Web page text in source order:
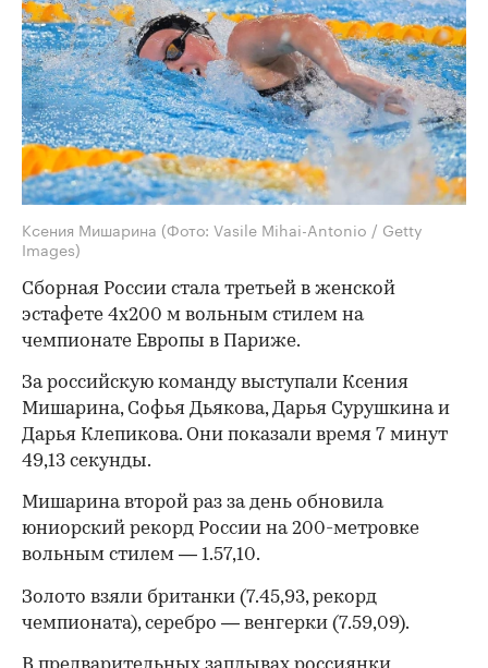
Ксения Мишарина (Фото: Vasile Mihai-Antonio / Getty
Images)
Сборная России стала третьей в женской
эстафете 4х200 м вольным стилем на
чемпионате Европы в Париже.
За российскую команду выступали Ксения
Мишарина, Софья Дьякова, Дарья Сурушкина и
Дарья Клепикова. Они показали время 7 минут
49,13 секунды.
Мишарина второй раз за день обновила
юниорский рекорд России на 200-метровке
вольным стилем — 1.57,10.
Золото взяли британки (7.45,93, рекорд
чемпионата), серебро — венгерки (7.59,09).